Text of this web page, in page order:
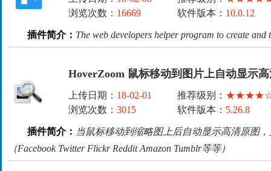
浏览次数： 16669 软件版本： 10.0.12
插件简介： The web developers helper program to create and
HoverZoom 鼠标移动到图片上自动显示
上传日期： 18-02-01 推荐级别：
浏览次数： 3015 软件版本： 5.26.8
插件简介： 当鼠标移动到缩略图上后自动显示高清原图
（Facebook Twitter Flickr Reddit Amazon Tumblr等等）